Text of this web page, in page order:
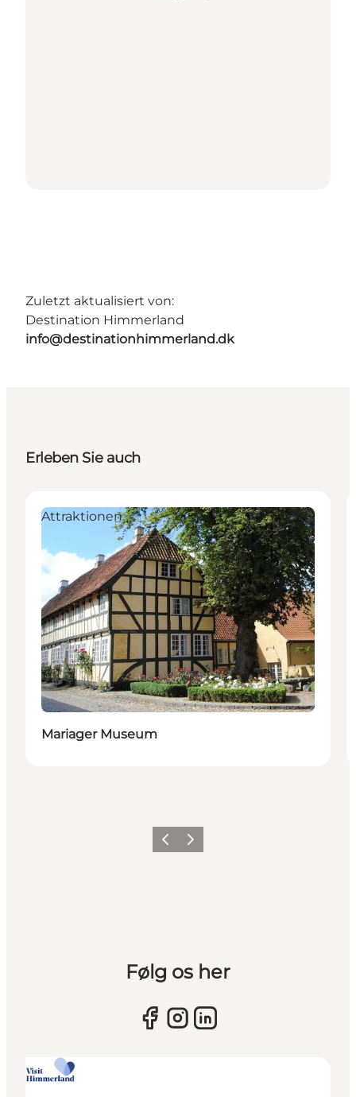
Zuletzt aktualisiert von:
Destination Himmerland
info@destinationhimmerland.dk
Erleben Sie auch
Attraktionen
Mariager Museum
Vorherige Folie
Nächste Folie
Følg os her